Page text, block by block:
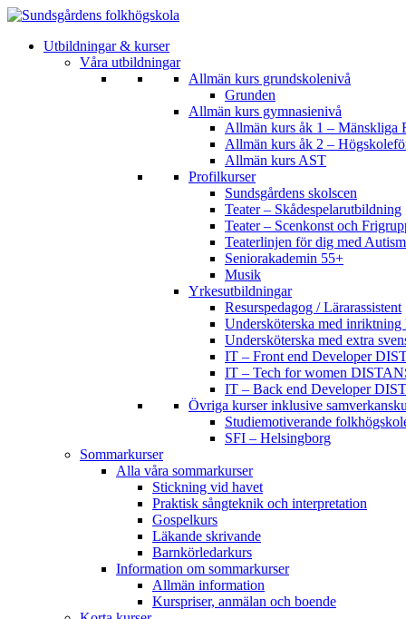
Utbildningar & kurser
Våra utbildningar
Allmän kurs grundskolenivå
Grunden
Allmän kurs gymnasienivå
Allmän kurs åk 1 – Mänskliga
Allmän kurs åk 2 –
Allmän kurs AST
Profilkurser
Sundsgårdens skolscen
Teater – Skådespelarutbildning
Teater – Scenkonst och
Teaterlinjen för dig med
Seniorakademin 55+
Musik
Yrkesutbildningar
Resurspedagog / Lärarassistent
Undersköterska med inriktning
Undersköterska med extra
IT – Front end Developer
IT – Tech for women
IT – Back end Developer
Övriga kurser inklusive
Studiemotiverande
SFI – Helsingborg
Sommarkurser
Alla våra sommarkurser
Stickning vid havet
Praktisk sångteknik och interpretation
Gospelkurs
Läkande skrivande
Barnkörledarkurs
Information om sommarkurser
Allmän information
Kurspriser, anmälan och boende